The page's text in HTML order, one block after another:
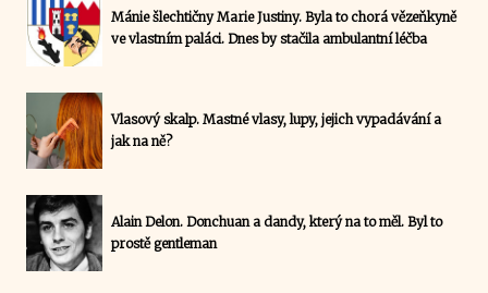
Mánie šlechtičny Marie Justiny. Byla to chorá vězeňkyně
ve vlastním paláci. Dnes by stačila ambulantní léčba
Vlasový skalp. Mastné vlasy, lupy, jejich vypadávání a
jak na ně?
Alain Delon. Donchuan a dandy, který na to měl. Byl to
prostě gentleman